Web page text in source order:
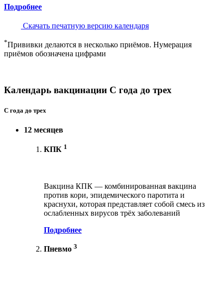
Подробнее
Скачать печатную версию календаря
*Прививки делаются в несколько приёмов. Нумерация
приёмов обозначена цифрами
Календарь вакцинации С года до трех
С года до трех
12 месяцев
КПК 1
Вакцина КПК — комбинированная вакцина
против кори, эпидемического паротита и
краснухи, которая представляет собой смесь из
ослабленных вирусов трёх заболеваний
Подробнее
Пневмо 3